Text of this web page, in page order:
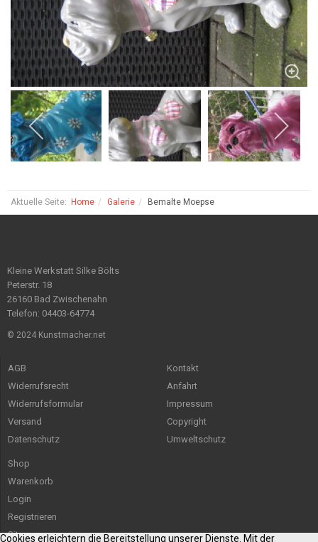
Aktuelle Seite: Home Galerie Bemalte Moepse
Kleine Werkstatt Silke Bölts
Peterstr. 18
26160 Bad Zwischenahn
Telefon: 04403-64774
© 2024 Kunstmacher.net
AGB
Widerrufsrecht
Widerrufsformular
Versand
Datenschutz
Kontakt
Anfahrt
Impressum
Copyright
Umweltschutz
Shop
Warenkorb
Login
Registrieren
Sitemap
Cookies erleichtern die Bereitstellung unserer Dienste. Mit der